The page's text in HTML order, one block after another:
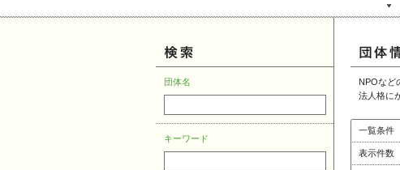
団体名
キーワード
NPOなど
法人格に
一覧条件
表示件数